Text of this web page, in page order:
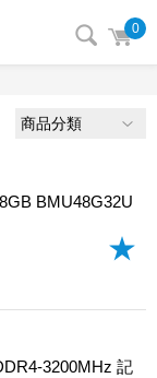
0
商品分類
BMU48G32U
3200MHz 記